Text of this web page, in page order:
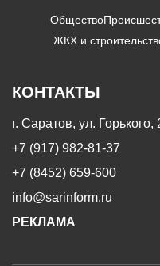
Общество
ЖКХ и
КОНТАКТЫ
г. Саратов, ул. Горького,
+7 (917) 982-81-37
+7 (8452) 659-600
info@sarinform.ru
РЕКЛАМА